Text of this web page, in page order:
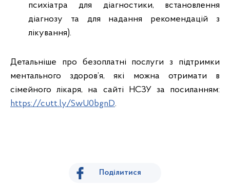
психіатра для діагностики, встановлення
діагнозу та для надання рекомендацій з
лікування).
Детальніше про безоплатні послуги з підтримки
ментального здоров’я, які можна отримати в
сімейного лікаря, на сайті НСЗУ за посиланням:
https://cutt.ly/SwU0bgnD.
Поділитися